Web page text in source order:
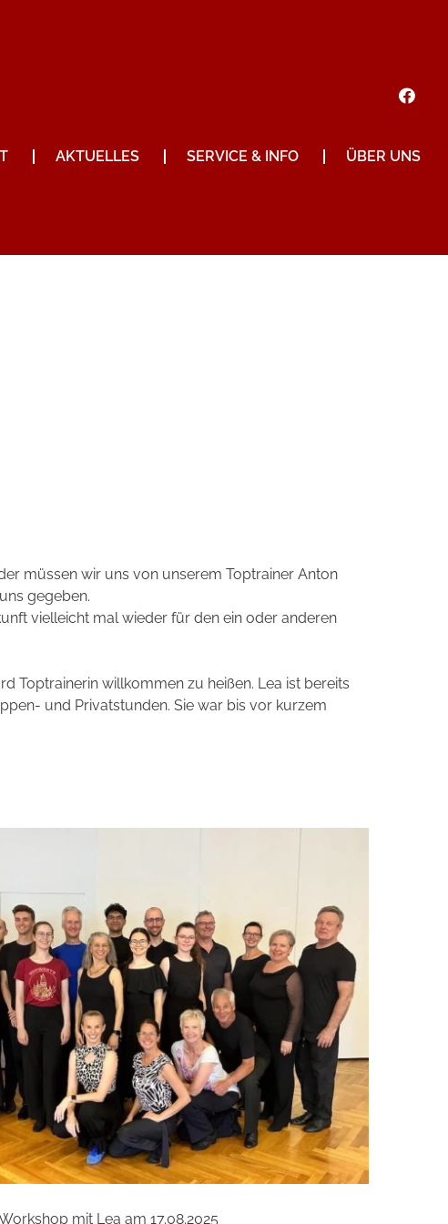
AKTUELLES SERVICE & INFO ÜBER UNS
müssen wir uns von unserem Toptrainer Anton
gegeben.
vielleicht mal wieder für den ein oder anderen
Toptrainerin willkommen zu heißen. Lea ist bereits
und Privatstunden. Sie war bis vor kurzem
mit Lea am 17.08.2025